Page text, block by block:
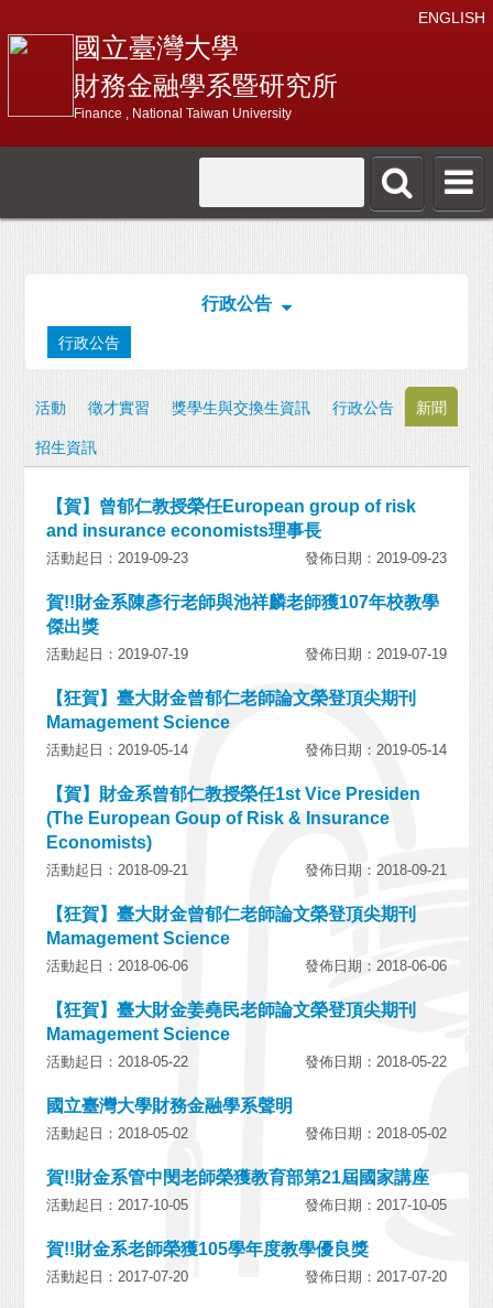
ENGLISH
國立臺灣大學
財務金融學系暨研究所
Finance , National Taiwan University
行政公告
行政公告
活動 徵才實習 獎學生與交換生資訊 行政公告
新聞
招生資訊
【賀】曾郁仁教授榮任European group of risk
and insurance economists理事長
活動起日：2019-09-23 發佈日期：2019-09-23
賀!!財金系陳彥行老師與池祥麟老師獲107年校教學
傑出獎
活動起日：2019-07-19 發佈日期：2019-07-19
【狂賀】臺大財金曾郁仁老師論文榮登頂尖期刊
Mamagement Science
活動起日：2019-05-14 發佈日期：2019-05-14
【賀】財金系曾郁仁教授榮任1st Vice Presiden
(The European Goup of Risk & Insurance
Economists)
活動起日：2018-09-21 發佈日期：2018-09-21
【狂賀】臺大財金曾郁仁老師論文榮登頂尖期刊
Mamagement Science
活動起日：2018-06-06 發佈日期：2018-06-06
【狂賀】臺大財金姜堯民老師論文榮登頂尖期刊
Mamagement Science
活動起日：2018-05-22 發佈日期：2018-05-22
國立臺灣大學財務金融學系聲明
活動起日：2018-05-02 發佈日期：2018-05-02
賀!!財金系管中閔老師榮獲教育部第21屆國家講座
活動起日：2017-10-05 發佈日期：2017-10-05
賀!!財金系老師榮獲105學年度教學優良獎
活動起日：2017-07-20 發佈日期：2017-07-20